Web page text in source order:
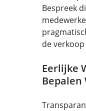
Bespreek
de
Eerlijke
Bepalen